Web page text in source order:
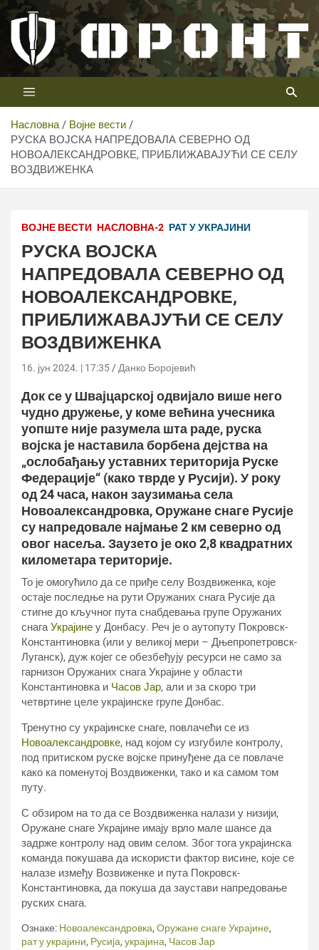
Скип
цонтент
Телевизија ФРОНТ
Први војни канал у Србији
Насловна
Војне вести
РУСКА ВОЈСКА НАПРЕДОВАЛА СЕВЕРНО ОД
НОВОАЛЕКСАНДРОВКЕ, ПРИБЛИЖАВАЈУЋИ СЕ СЕЛУ
ВОЗДВИЖЕНКА
ВОЈНЕ ВЕСТИ НАСЛОВНА-2 РАТ У УКРАЈИНИ
РУСКА ВОЈСКА
НАПРЕДОВАЛА СЕВЕРНО ОД
НОВОАЛЕКСАНДРОВКЕ,
ПРИБЛИЖАВАЈУЋИ СЕ СЕЛУ
ВОЗДВИЖЕНКА
16. јун 2024. | 17:35 Данко Боројевић
Док се у Швајцарској одвијало више него
чудно дружење, у коме већина учесника
уопште није разумела шта раде, руска
војска је наставила борбена дејства на
„ослобађању уставних територија Руске
Федерације“ (како тврде у Русији). У року
од 24 часа, након заузимања села
Новоалександровка, Оружане снаге Русије
су напредовале најмање 2 км северно од
овог насеља. Заузето је око 2,8 квадратних
километара територије.
То је омогућило да се приђе селу Воздвиженка, које
остаје последње на рути Оружаних снага Русије да
стигне до кључног пута снабдевања групе Оружаних
снагаУкрајине у Донбасу. Реч је о аутопуту Покровск-
Константиновка (или у великој мери – Дњепропетровск-
Луганск), дуж којег се обезбеђују ресурси не само за
гарнизон Оружаних снага Украјине у области ​​​
Константиновка и Часов Јар, али и за скоро три
четвртине целе украјинске групе Донбас.
Тренутно су украјинске снаге, повлачећи се из
Новоалександровке, над којом су изгубиле контролу,
под притиском руске војске принуђене да се повлаче
како ка поменутој Воздвиженки, тако и ка самом том
путу.
С обзиром на то да се Воздвиженка налази у низији,
Оружане снаге Украјине имају врло мале шансе да
задрже контролу над овим селом. Због тога украјинска
команда покушава да искористи фактор висине, које се
налазе између Возвиженке и пута Покровск-
Константиновка, да покуша да заустави напредовање
руских снага.
Ознаке: Новоалександровка, Оружане снаге Украјине,
рат у украјини, Русија, украјина, Часов Јар